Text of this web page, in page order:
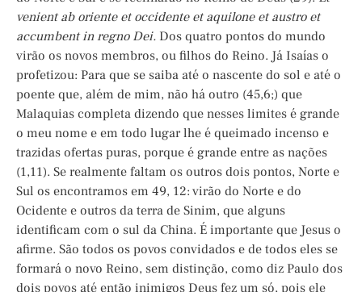
venient ab oriente et occidente et aquilone et austro et
accumbent in regno Dei. Dos quatro pontos do mundo
virão os novos membros, ou filhos do Reino. Já Isaías o
profetizou: Para que se saiba até o nascente do sol e até o
poente que, além de mim, não há outro (45,6;) que
Malaquias completa dizendo que nesses limites é grande
o meu nome e em todo lugar lhe é queimado incenso e
trazidas ofertas puras, porque é grande entre as nações
(1,11). Se realmente faltam os outros dois pontos, Norte e
Sul os encontramos em 49, 12: virão do Norte e do
Ocidente e outros da terra de Sinim, que alguns
identificam com o sul da China. É importante que Jesus o
afirme. São todos os povos convidados e de todos eles se
formará o novo Reino, sem distinção, como diz Paulo dos
dois povos até então inimigos Deus fez um só, pois ele